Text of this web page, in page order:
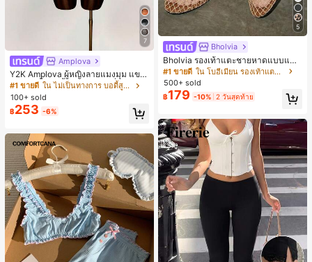
7
Amplova
Y2K Amplova ผู้หญิงลายแมงมุม แขน
ยาว คอตั้ง บอดี้สูท, สไตล์แฟชั่นดาร์ก
บอดี้สูทผู้หญิง บอดี้สูทฮาโลวีน บอดี้สูท
ลายใยแมงมุม
#1 ขายดี
ใน ไม่เป็นทางการ บอดี้สูทผู้หญิง
100+ sold
฿253 -6%
5
Bholvia
Bholvia รองเท้าแตะชายหาดแบบแบน
สบาย ๆ ลายฉลุมาใหม่สำหรับผู้หญิง
#1 ขายดี
ใน โบฮีเมียน รองเท้าแตะผู้หญิง
500+ sold
฿179 -10% 2 วันสุดท้าย